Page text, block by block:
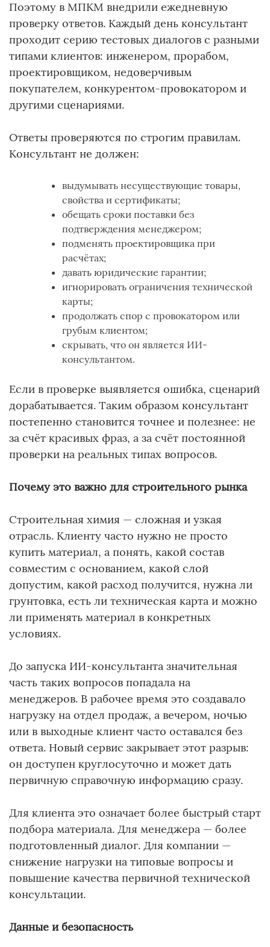
Поэтому в МПКМ внедрили ежедневную
проверку ответов. Каждый день консультант
проходит серию тестовых диалогов с разными
типами клиентов: инженером, прорабом,
проектировщиком, недоверчивым
покупателем, конкурентом-провокатором и
другими сценариями.
Ответы проверяются по строгим правилам.
Консультант не должен:
выдумывать несуществующие товары,
свойства и сертификаты;
обещать сроки поставки без
подтверждения менеджером;
подменять проектировщика при
расчётах;
давать юридические гарантии;
игнорировать ограничения технической
карты;
продолжать спор с провокатором или
грубым клиентом;
скрывать, что он является ИИ-
консультантом.
Если в проверке выявляется ошибка, сценарий
дорабатывается. Таким образом консультант
постепенно становится точнее и полезнее: не
за счёт красивых фраз, а за счёт постоянной
проверки на реальных типах вопросов.
Почему это важно для строительного рынка
Строительная химия — сложная и узкая
отрасль. Клиенту часто нужно не просто
купить материал, а понять, какой состав
совместим с основанием, какой слой
допустим, какой расход получится, нужна ли
грунтовка, есть ли техническая карта и можно
ли применять материал в конкретных
условиях.
До запуска ИИ-консультанта значительная
часть таких вопросов попадала на
менеджеров. В рабочее время это создавало
нагрузку на отдел продаж, а вечером, ночью
или в выходные клиент часто оставался без
ответа. Новый сервис закрывает этот разрыв:
он доступен круглосуточно и может дать
первичную справочную информацию сразу.
Для клиента это означает более быстрый старт
подбора материала. Для менеджера — более
подготовленный диалог. Для компании —
снижение нагрузки на типовые вопросы и
повышение качества первичной технической
консультации.
Данные и безопасность